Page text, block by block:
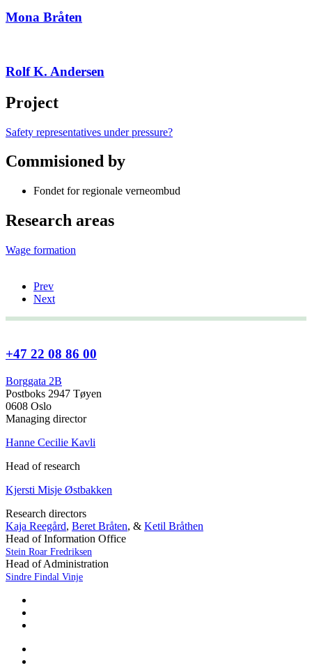
Mona Bråten
Rolf K. Andersen
Project
Safety representatives under pressure?
Commisioned by
Fondet for regionale verneombud
Research areas
Wage formation
Prev
Next
+47 22 08 86 00
Borggata 2B
Postboks 2947 Tøyen
0608 Oslo
Managing director
Hanne Cecilie Kavli
Head of research
Kjersti Misje Østbakken
Research directors
Kaja Reegård, Beret Bråten, & Ketil Bråthen
Head of Information Office
Stein Roar Fredriksen
Head of Administration
Sindre Findal Vinje